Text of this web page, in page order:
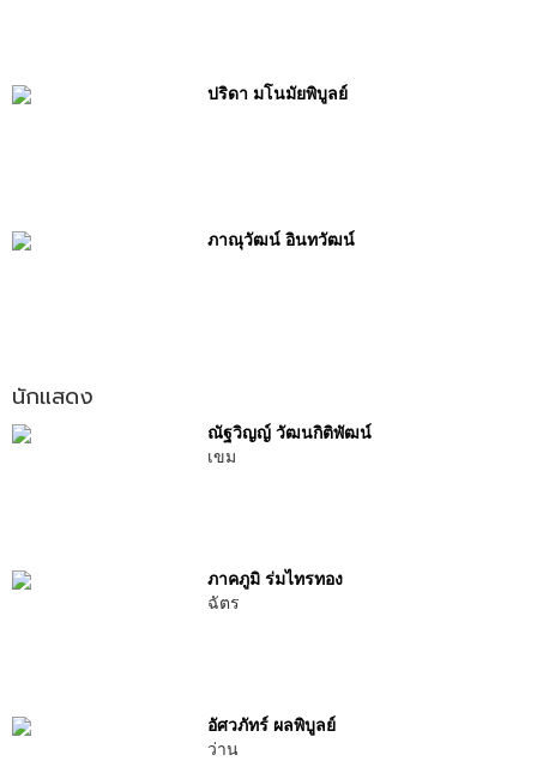
ปริดา มโนมัยพิบูลย์
ภาณุวัฒน์ อินทวัฒน์
นักแสดง
ณัฐวิญญ์ วัฒนกิติพัฒน์
เขม
ภาคภูมิ ร่มไทรทอง
ฉัตร
อัศวภัทร์ ผลพิบูลย์
ว่าน